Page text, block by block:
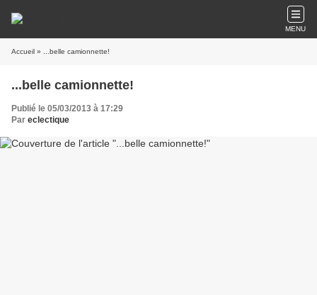
MENU
Accueil » ...belle camionnette!
...belle camionnette!
Publié le 05/03/2013 à 17:29
Par eclectique